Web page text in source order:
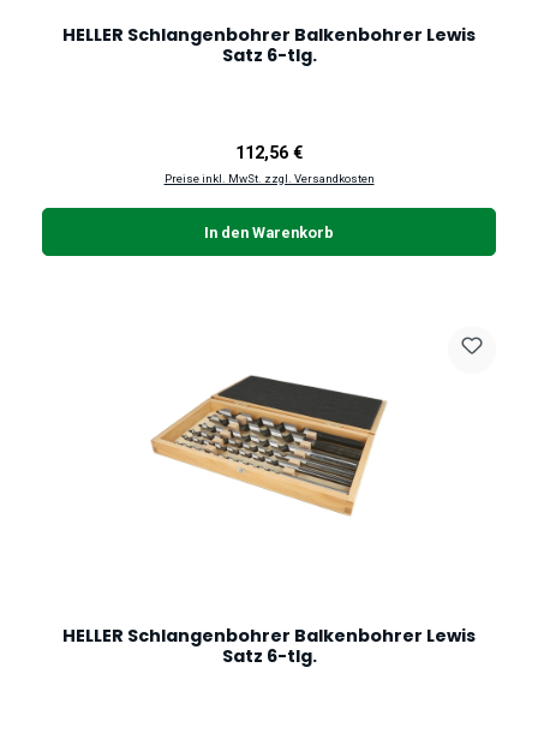
HELLER Schlangenbohrer Balkenbohrer Lewis
Satz 6-tlg.
Regulärer Preis:
112,56 €
Preise inkl. MwSt. zzgl. Versandkosten
In den Warenkorb
HELLER Schlangenbohrer Balkenbohrer Lewis
Satz 6-tlg.